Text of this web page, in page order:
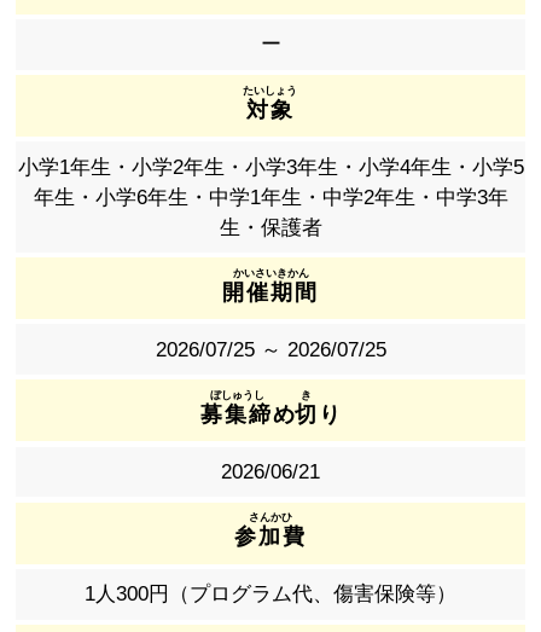
ー
対象
小学1年生・小学2年生・小学3年生・小学4年生・小学5
年生・小学6年生・中学1年生・中学2年生・中学3年
生・保護者
開催期間
2026/07/25 ～ 2026/07/25
募集締め切 り
2026/06/21
参加費
1人300円（プログラム代、傷害保険等）